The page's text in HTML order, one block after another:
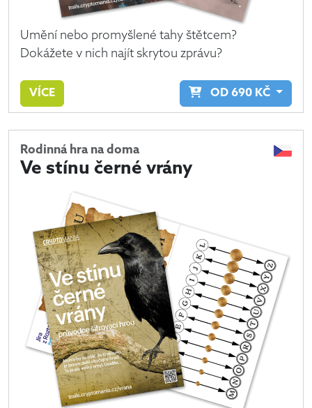
Umění nebo promyšlené tahy štětcem?
Dokážete v nich najít skrytou zprávu?
VÍCE OD 690 KČ
Rodinná hra na doma
Ve stínu černé vrány